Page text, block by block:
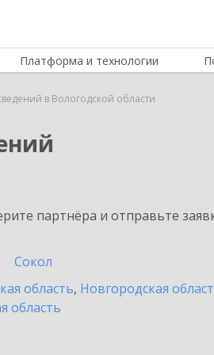
Платформа и технологии
в Вологодской области
партнёра и отправьте
Сокол
область, Новгородская
область